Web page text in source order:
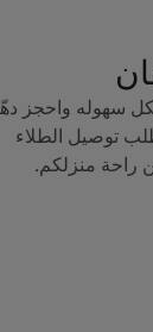
سهوله واحجز
توصيل الطلاء
راحة منزلكم.